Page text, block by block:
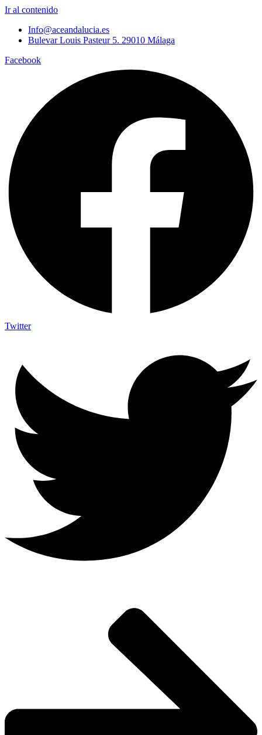
Ir al contenido
Info@aceandalucia.es
Bulevar Louis Pasteur 5. 29010 Málaga
Facebook
Twitter